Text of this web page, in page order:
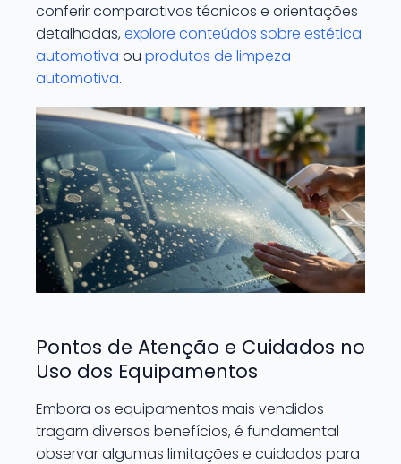
conferir comparativos técnicos e orientações
detalhadas, explore conteúdos sobre estética
automotiva ou produtos de limpeza
automotiva.
Pontos de Atenção e Cuidados no
Uso dos Equipamentos
Embora os equipamentos mais vendidos
tragam diversos benefícios, é fundamental
observar algumas limitações e cuidados para